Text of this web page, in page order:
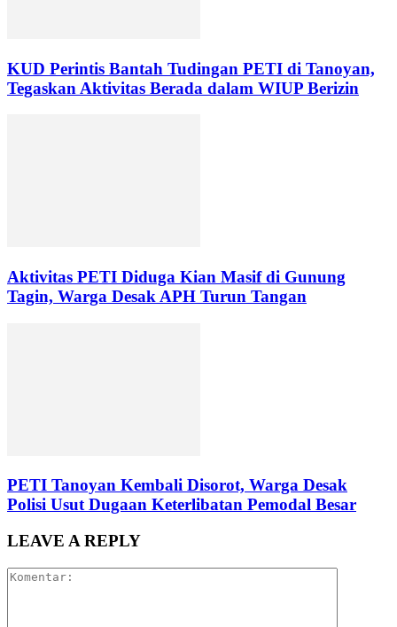
KUD Perintis Bantah Tudingan PETI di Tanoyan,
Tegaskan Aktivitas Berada dalam WIUP Berizin
Aktivitas PETI Diduga Kian Masif di Gunung
Tagin, Warga Desak APH Turun Tangan
PETI Tanoyan Kembali Disorot, Warga Desak
Polisi Usut Dugaan Keterlibatan Pemodal Besar
LEAVE A REPLY